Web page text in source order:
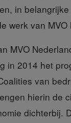
in
werk van MVO
MVO
in 2014 het
van
hierin de
dichterbij.